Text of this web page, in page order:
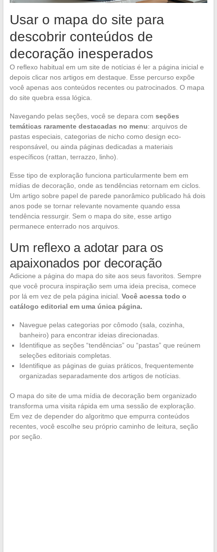
Usar o mapa do site para
descobrir conteúdos de
decoração inesperados
O reflexo habitual em um site de notícias é ler a página inicial e
depois clicar nos artigos em destaque. Esse percurso expõe
você apenas aos conteúdos recentes ou patrocinados. O mapa
do site quebra essa lógica.
Navegando pelas seções, você se depara com seções
temáticas raramente destacadas no menu: arquivos de
pastas especiais, categorias de nicho como design eco-
responsável, ou ainda páginas dedicadas a materiais
específicos (rattan, terrazzo, linho).
Esse tipo de exploração funciona particularmente bem em
mídias de decoração, onde as tendências retornam em ciclos.
Um artigo sobre papel de parede panorâmico publicado há dois
anos pode se tornar relevante novamente quando essa
tendência ressurgir. Sem o mapa do site, esse artigo
permanece enterrado nos arquivos.
Um reflexo a adotar para os
apaixonados por decoração
Adicione a página do mapa do site aos seus favoritos. Sempre
que você procura inspiração sem uma ideia precisa, comece
por lá em vez de pela página inicial. Você acessa todo o
catálogo editorial em uma única página.
Navegue pelas categorias por cômodo (sala, cozinha,
banheiro) para encontrar ideias direcionadas.
Identifique as seções “tendências” ou “pastas” que reúnem
seleções editoriais completas.
Identifique as páginas de guias práticos, frequentemente
organizadas separadamente dos artigos de notícias.
O mapa do site de uma mídia de decoração bem organizado
transforma uma visita rápida em uma sessão de exploração.
Em vez de depender do algoritmo que empurra conteúdos
recentes, você escolhe seu próprio caminho de leitura, seção
por seção.